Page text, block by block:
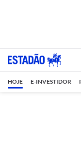
HOJE E-INVESTIDOR